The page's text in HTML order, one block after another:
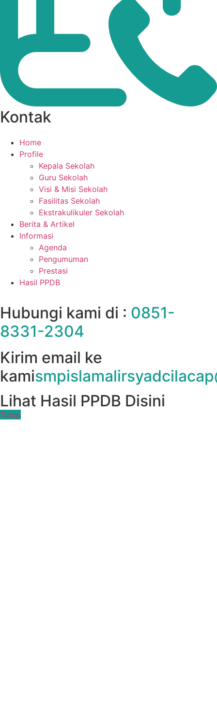
Kontak
Home
Profile
Kepala Sekolah
Guru Sekolah
Visi & Misi Sekolah
Fasilitas Sekolah
Ekstrakulikuler Sekolah
Berita & Artikel
Informasi
Agenda
Pengumuman
Prestasi
Hasil PPDB
Hubungi kami di : 0851-
8331-2304
Kirim email ke
kami
Lihat Hasil PPDB Disini
Tutup